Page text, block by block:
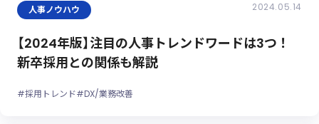
人事ノウハウ 2024.05.14
【2024年版】注目の人事トレンドワードは3つ！
新卒採用との関係も解説
#採用トレンド#DX/業務改善